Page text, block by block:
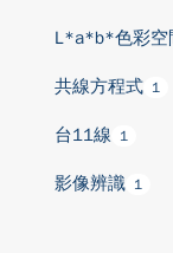
L*a*b*色彩空
共線方程式 1
台11線 1
影像辨識 1